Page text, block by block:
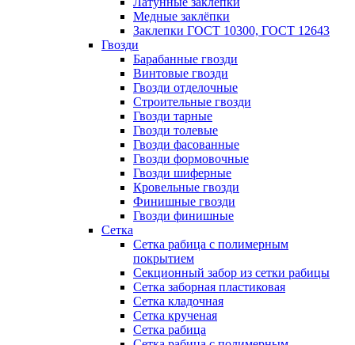
Медные заклёпки
Заклепки ГОСТ 10300, ГОСТ 12643
Гвозди
Барабанные гвозди
Винтовые гвозди
Гвозди отделочные
Строительные гвозди
Гвозди тарные
Гвозди толевые
Гвозди фасованные
Гвозди формовочные
Гвозди шиферные
Кровельные гвозди
Финишные гвозди
Гвозди финишные
Сетка
Сетка рабица с полимерным
покрытием
Секционный забор из сетки рабицы
Сетка заборная пластиковая
Сетка кладочная
Сетка крученая
Сетка рабица